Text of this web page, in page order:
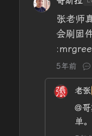
张老师
会刷固
5年前
老张
@
单。